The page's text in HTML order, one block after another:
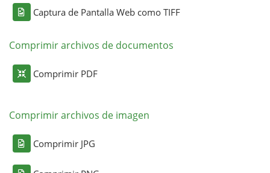
Captura de Pantalla Web como TIFF
Comprimir archivos de documentos
Comprimir PDF
Comprimir archivos de imagen
Comprimir JPG